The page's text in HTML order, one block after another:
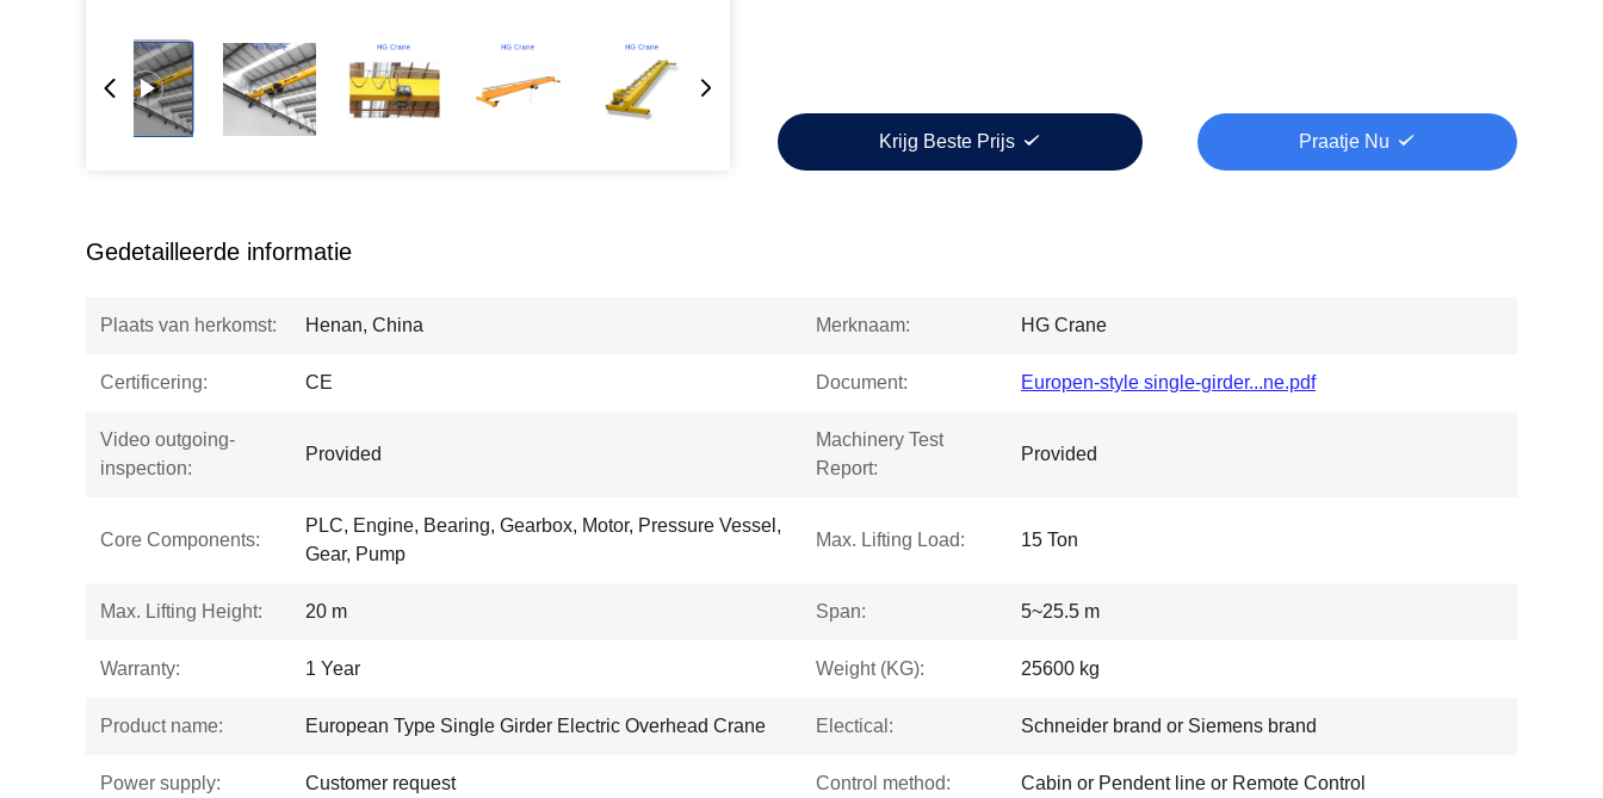
Krijg Beste Prijs Praatje Nu
Gedetailleerde informatie
Plaats van herkomst: Henan, China Merknaam: HG Crane
Certificering: CE Document: Europen-style single-girder...ne.pdf
Video outgoing-
inspection:
Provided
Machinery Test
Report:
Provided
Core Components:
PLC, Engine, Bearing, Gearbox, Motor, Pressure Vessel,
Gear, Pump
Max. Lifting Load: 15 Ton
Max. Lifting Height: 20 m Span: 5~25.5 m
Warranty: 1 Year Weight (KG): 25600 kg
Product name: European Type Single Girder Electric Overhead Crane Electical: Schneider brand or Siemens brand
Power supply: Customer request Control method: Cabin or Pendent line or Remote Control